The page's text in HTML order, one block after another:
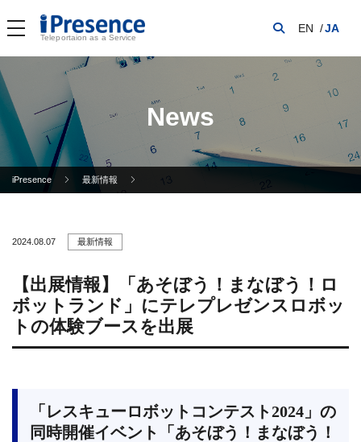
Teleportaion as a Service
EN JA
News
iPresence 最新情報
2024.08.07 最新情報
【出展情報】「あそぼう！まなぼう！ロ
ボットランド」にテレプレゼンスロボッ
トの体験ブースを出展
「レスキューロボットコンテスト2024」の
同時開催イベント「あそぼう！まなぼう！